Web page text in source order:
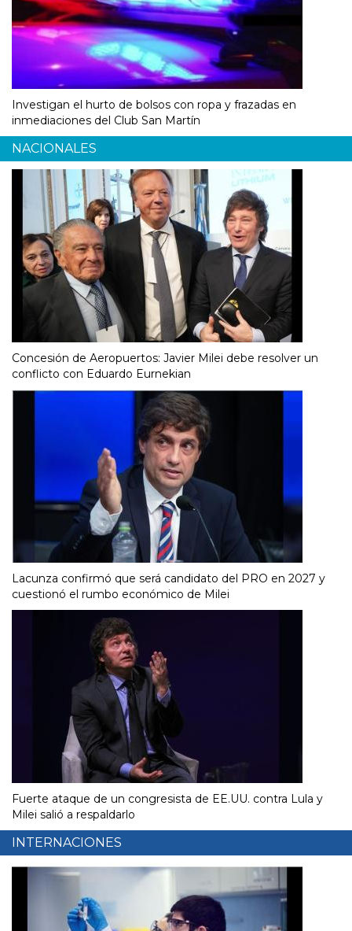
Investigan el hurto de bolsos con ropa y frazadas en
inmediaciones del Club San Martín
NACIONALES
Concesión de Aeropuertos: Javier Milei debe resolver un
conflicto con Eduardo Eurnekian
Lacunza confirmó que será candidato del PRO en 2027 y
cuestionó el rumbo económico de Milei
Fuerte ataque de un congresista de EE.UU. contra Lula y
Milei salió a respaldarlo
INTERNACIONES